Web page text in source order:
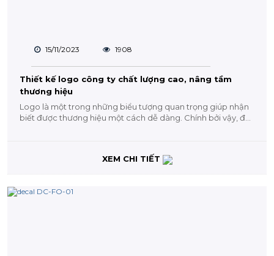
15/11/2023 1908
Thiết kế logo công ty chất lượng cao, nâng tầm
thương hiệu
Logo là một trong những biểu tượng quan trọng giúp nhận
biết được thương hiệu một cách dễ dàng. Chính bởi vậy, đối
XEM CHI TIẾT